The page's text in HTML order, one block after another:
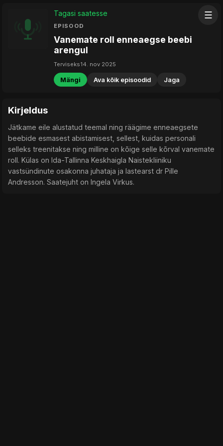
☰
Tagasi saatesse
EPISOOD
Vanemate roll enneaegse beebi
arengul
Terviseks14. nov 2025
Mängi Ava kõik episoodid Jaga
Kirjeldus
Jätkame eile alustatud teemal ning räägime enneaegsete
beebide esmasest abistamisest, sellest, kuidas personali
selleks treenitakse ning milline on kõige selle kõrval vanemate
roll. Külas on Ida-Tallinna Keskhaigla Naistekliiniku
vastsündinute osakonna juhataja ja lastearst dr Pille
Andresson. Saatejuht on Ingela Virkus.